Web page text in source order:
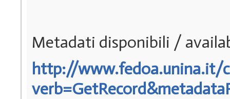
Metadati disponibili /
http://www.fedoa.unina.it/